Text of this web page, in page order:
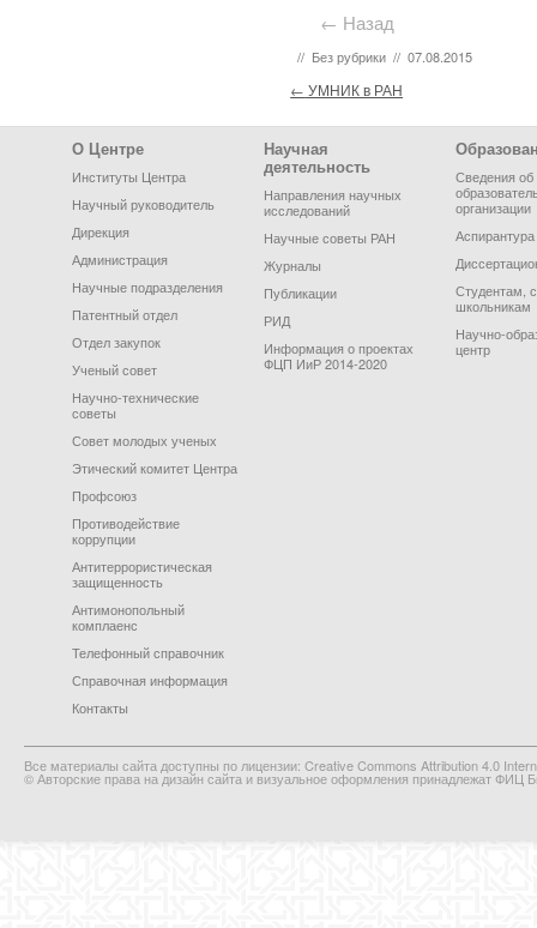
← Назад
// Без рубрики // 07.08.2015
Post navigation
← УМНИК в РАН
Footer Menu
О Центре
Институты Центра
Научный руководитель
Дирекция
Администрация
Научные подразделения
Патентный отдел
Отдел закупок
Ученый совет
Научно-технические
советы
Совет молодых ученых
Этический комитет Центра
Профсоюз
Противодействие
коррупции
Антитеррористическая
защищенность
Антимонопольный
комплаенс
Телефонный справочник
Справочная информация
Контакты
Научная
деятельность
Направления научных
исследований
Научные советы РАН
Журналы
Публикации
РИД
Информация о проектах
ФЦП ИиР 2014-2020
Сведения об
организации
Аспирантура
Студентам,
школьникам
Научно-
центр
Все материалы сайта доступны по лицензии: Creative Commons Attribution 4.0
© Авторские права на дизайн сайта и визуальное оформления принадлежат ФИЦ